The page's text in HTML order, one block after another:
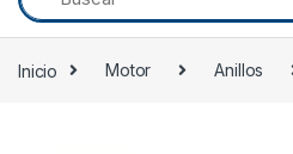
Inicio Motor Anillos